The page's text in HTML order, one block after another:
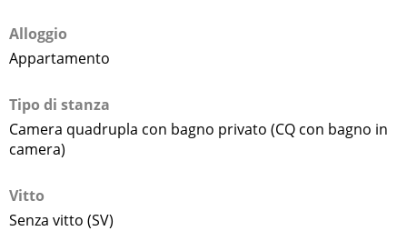
Alloggio
Appartamento
Tipo di stanza
Camera quadrupla con bagno privato (CQ con bagno in
camera)
Vitto
Senza vitto (SV)